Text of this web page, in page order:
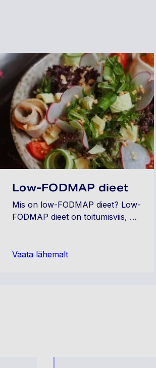
Low-FODMAP dieet
Mis on low-FODMAP dieet? Low-
FODMAP dieet on toitumisviis, …
Vaata lähemalt